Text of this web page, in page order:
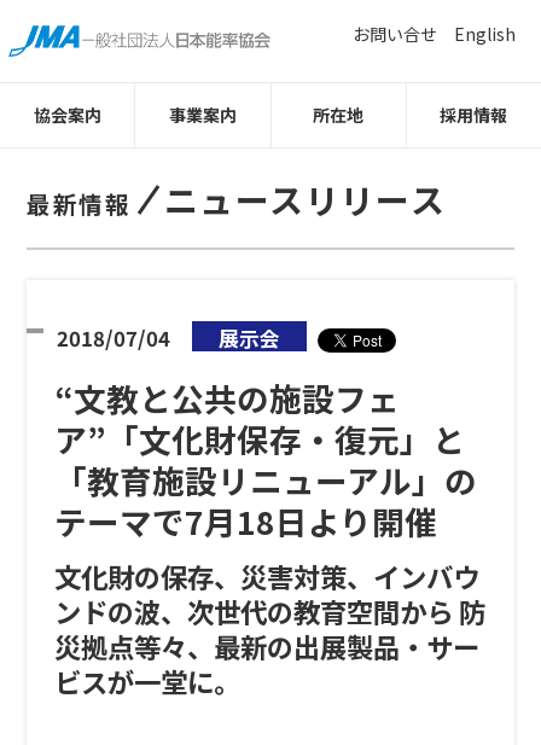
協会案内 事業案内 所在地 採用情報
お問い合せ English
最新情報 ニュースリリース
“文教と公共の施設フェ
ア”「文化財保存・復元」と
「教育施設リニューアル」の
テーマで7月18日より開催
文化財の保存、災害対策、インバウ
ンドの波、次世代の教育空間から 防
災拠点等々、最新の出展製品・サー
ビスが一堂に。
2018/07/04 展示会